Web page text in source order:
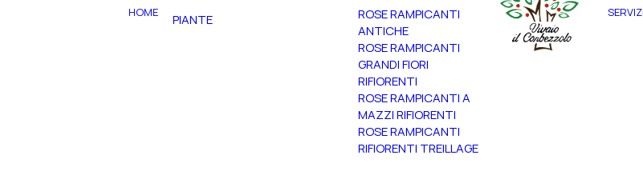
HOME PIANTE
ROSE RAMPICANTI
ANTICHE
ROSE RAMPICANTI
GRANDI FIORI
RIFIORENTI
ROSE RAMPICANTI A
MAZZI RIFIORENTI
ROSE RAMPICANTI
RIFIORENTI TREILLAGE
SERVIZI